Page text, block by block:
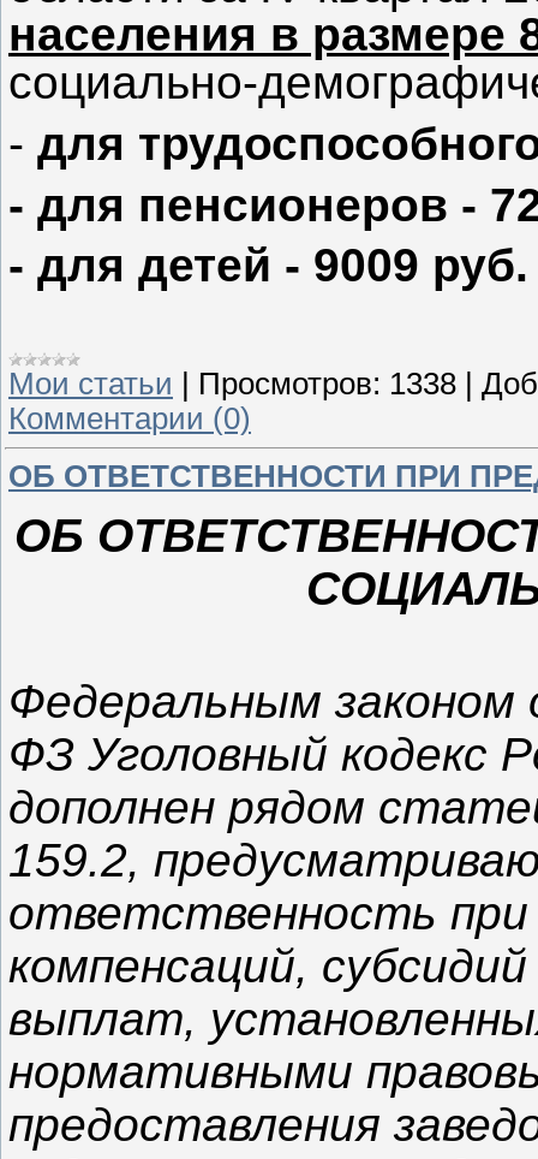
населения в размере
социально-
- для
- для пенсионеров -
- для детей - 9009 руб.
Мои статьи Просмотров: 1338
Комментарии (0)
ОБ ОТВЕТСТВЕННОСТИ ПРИ
ОБ
Федеральным
ФЗ Уголовный кодекс
дополнен рядом
159.2,
ответственность при
компенсаций,
выплат,
нормативными
предоставления